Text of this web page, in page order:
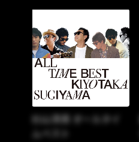
杉山清貴 オールタイ
ムベスト